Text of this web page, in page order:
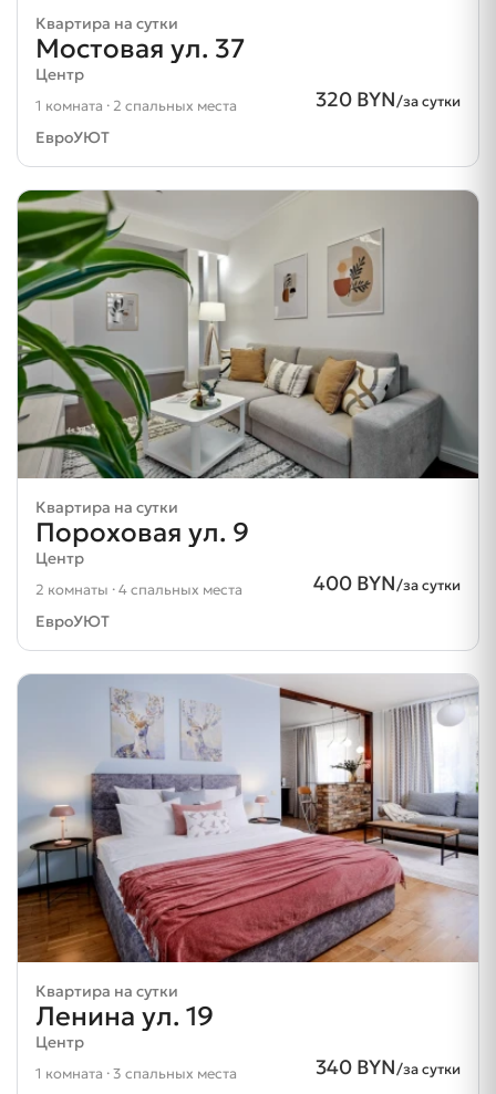
Квартира на сутки
Мостовая ул. 37
Центр
320 BYN/за сутки
1 комната · 2 спальных места
ЕвроУЮТ
Квартира на сутки
Пороховая ул. 9
Центр
400 BYN/за сутки
2 комнаты · 4 спальных места
ЕвроУЮТ
Квартира на сутки
Ленина ул. 19
Центр
340 BYN/за сутки
1 комната · 3 спальных места